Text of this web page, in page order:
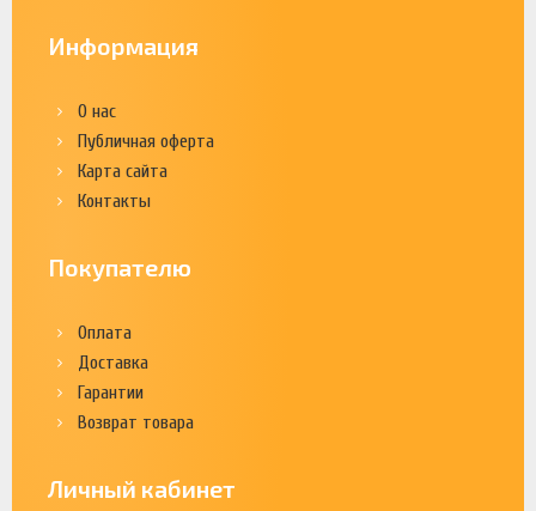
Информация
О нас
Публичная оферта
Карта сайта
Контакты
Покупателю
Оплата
Доставка
Гарантии
Возврат товара
Личный кабинет